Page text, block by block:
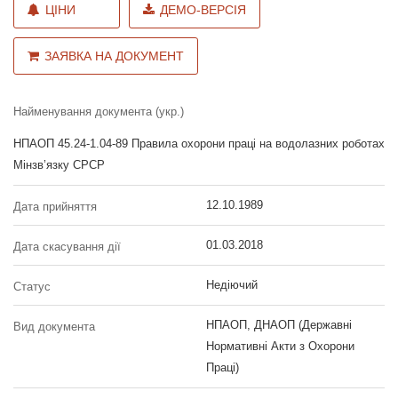
ЦІНИ ДЕМО-ВЕРСІЯ
ЗАЯВКА НА ДОКУМЕНТ
Найменування документа (укр.)
НПАОП 45.24-1.04-89 Правила охорони праці на водолазних роботах
Мінзв’язку СРСР
Дата прийняття 12.10.1989
Дата скасування дії 01.03.2018
Статус Недіючий
Вид документа
НПАОП, ДНАОП (Державні
Нормативні Акти з Охорони
Праці)